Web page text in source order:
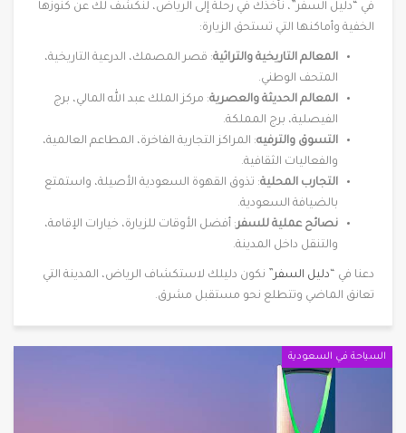
في “دليل السفر”، نأخذك في رحلة إلى الرياض، لنكشف لك عن كنوزها
الخفية وأماكنها التي تستحق الزيارة:
المعالم التاريخية والتراثية: قصر المصمك، الدرعية التاريخية،
المتحف الوطني.
المعالم الحديثة والعصرية: مركز الملك عبد الله المالي، برج
الفيصلية، برج المملكة.
التسوق والترفيه: المراكز التجارية الفاخرة، المطاعم العالمية،
والفعاليات الثقافية.
التجارب المحلية: تذوق القهوة السعودية الأصيلة، واستمتع
بالضيافة السعودية.
نصائح عملية للسفر: أفضل الأوقات للزيارة، خيارات الإقامة،
والتنقل داخل المدينة.
دعنا في “ دليل السفر ” نكون دليلك لاستكشاف الرياض، المدينة التي
تعانق الماضي وتتطلع نحو مستقبل مشرق.
السياحة في السعودية